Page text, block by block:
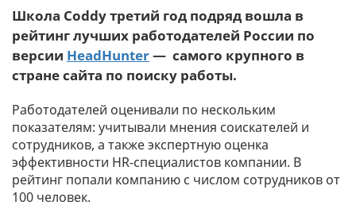
Школа Coddy третий год подряд вошла в
рейтинг лучших работодателей России по
версии HeadHunter— самого крупного в
стране сайта по поиску работы.
Работодателей оценивали по нескольким
показателям: учитывали мнения соискателей и
сотрудников, а также экспертную оценка
эффективности HR-специалистов компании. В
рейтинг попали компанию с числом сотрудников от
100 человек.